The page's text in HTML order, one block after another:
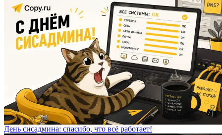
День сисадмина: спасибо, что всё работает!